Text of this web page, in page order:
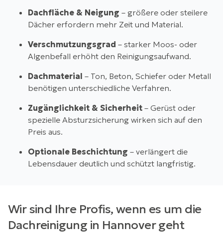
Dachfläche & Neigung – größere oder steilere
Dächer erfordern mehr Zeit und Material.
Verschmutzungsgrad – starker Moos- oder
Algenbefall erhöht den Reinigungsaufwand.
Dachmaterial – Ton, Beton, Schiefer oder Metall
benötigen unterschiedliche Verfahren.
Zugänglichkeit & Sicherheit – Gerüst oder
spezielle Absturzsicherung wirken sich auf den
Preis aus.
Optionale Beschichtung – verlängert die
Lebensdauer deutlich und schützt langfristig.
Wir sind Ihre Profis, wenn es um die
Dachreinigung in Hannover geht